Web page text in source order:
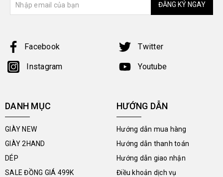
ĐĂNG KÝ NGAY
Facebook Twitter
Instagram Youtube
DANH MỤC
GIÀY NEW
GIÀY 2HAND
DÉP
SALE ĐỒNG GIÁ 499K
HƯỚNG DẪN
Hướng dẫn mua hàng
Hướng dẫn thanh toán
Hướng dẫn giao nhận
Điều khoản dịch vụ